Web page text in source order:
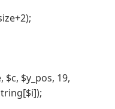
$y_pos, 19,